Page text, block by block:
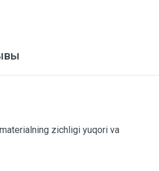
zichligi yuqori va